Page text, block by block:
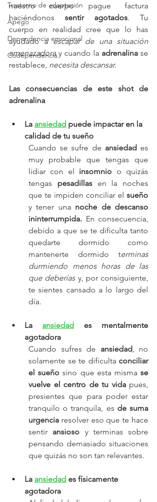
Trastorno de adaptación
Apego
Dependencia emocional
Codependencia
nuestro cuerpo pague factura
haciéndonos sentir agotados. Tu
cuerpo en realidad cree que lo has
ayudado a escapar de una situación
amenazadora y cuando la adrenalina se
restablece, necesita descansar.
Las consecuencias de este shot de
adrenalina
La ansiedad puede impactar en la
calidad de tu sueño
Cuando se sufre de ansiedad es
muy probable que tengas que
lidiar con el insomnio o quizás
tengas pesadillas en la noches
que te impiden conciliar el sueño
y tener una noche de descanso
ininterrumpida. En consecuencia,
debido a que se te dificulta tanto
quedarte dormido como
mantenerte dormido terminas
durmiendo menos horas de las
que deberías y, por consiguiente,
te sientes cansado a lo largo del
día.
La ansiedad es mentalmente
agotadora
Cuando sufres de ansiedad, no
solamente se te dificulta conciliar
el sueño sino que esta misma se
vuelve el centro de tu vida pues,
presientes que para poder estar
tranquilo o tranquila, es de suma
urgencia resolver eso que te hace
sentir ansioso y terminas sobre
pensando demasiado situaciones
que quizás no son tan relevantes.
La ansiedad es físicamente
agotadora